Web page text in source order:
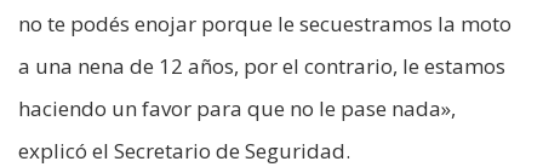
no te podés enojar porque le secuestramos la moto
a una nena de 12 años, por el contrario, le estamos
haciendo un favor para que no le pase nada»,
explicó el Secretario de Seguridad.